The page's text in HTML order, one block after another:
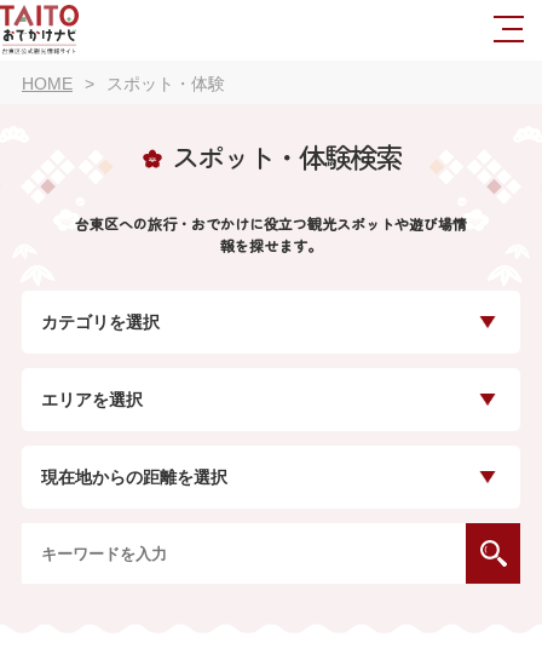
HOME スポット・体験
スポット・体験検索
台東区への旅行・おでかけに役立つ観光スポットや遊び場情
報を探せます。
カテゴリを選択
エリアを選択
現在地からの距離を選択